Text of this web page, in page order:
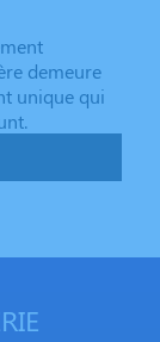
demeure
unique qui